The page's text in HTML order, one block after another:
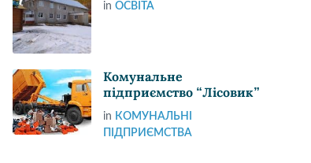
inОСВІТА
Комунальне
підприємство “Лісовик”
in КОМУНАЛЬНІ
ПІДПРИЄМСТВА